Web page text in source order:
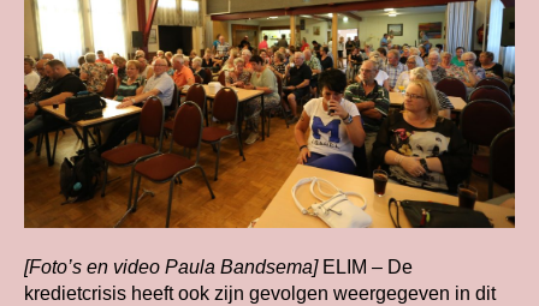
[Foto’s en video Paula Bandsema]ELIM – De
kredietcrisis heeft ook zijn gevolgen weergegeven in dit